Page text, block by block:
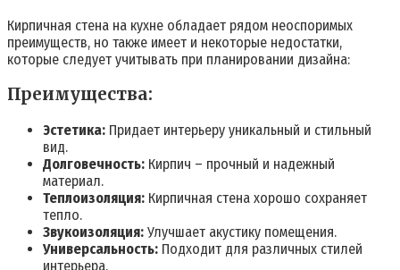
Кирпичная стена на кухне обладает рядом неоспоримых
преимуществ, но также имеет и некоторые недостатки,
которые следует учитывать при планировании дизайна:
Преимущества:
Эстетика: Придает интерьеру уникальный и стильный
вид.
Долговечность: Кирпич – прочный и надежный
материал.
Теплоизоляция: Кирпичная стена хорошо сохраняет
тепло.
Звукоизоляция: Улучшает акустику помещения.
Универсальность: Подходит для различных стилей
интерьера.